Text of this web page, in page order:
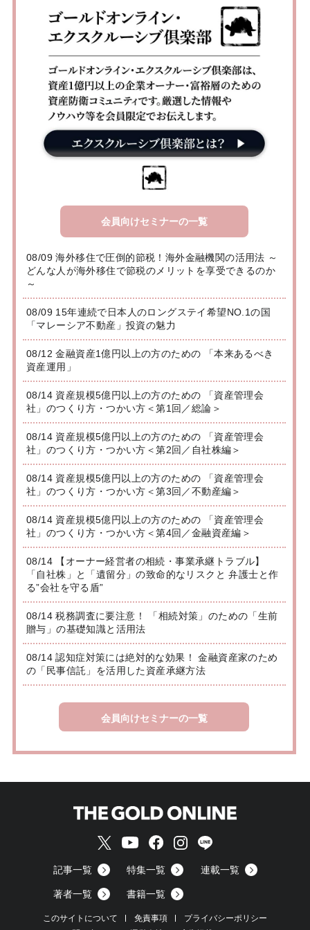
会員向けセミナーの一覧
08/09 海外移住で圧倒的節税！海外金融機関の活用法 ～
どんな人が海外移住で節税のメリットを享受できるのか
～
08/09 15年連続で日本人のロングステイ希望NO.1の国
「マレーシア不動産」投資の魅力
08/12 金融資産1億円以上の方のための 「本来あるべき
資産運用」
08/14 資産規模5億円以上の方のための 「資産管理会
社」のつくり方・つかい方＜第1回／総論＞
08/14 資産規模5億円以上の方のための 「資産管理会
社」のつくり方・つかい方＜第2回／自社株編＞
08/14 資産規模5億円以上の方のための 「資産管理会
社」のつくり方・つかい方＜第3回／不動産編＞
08/14 資産規模5億円以上の方のための 「資産管理会
社」のつくり方・つかい方＜第4回／金融資産編＞
08/14 【オーナー経営者の相続・事業承継トラブル】
「自社株」と「遺留分」の致命的なリスクと 弁護士と作
る”会社を守る盾”
08/14 税務調査に要注意！ 「相続対策」のための「生前
贈与」の基礎知識と活用法
08/14 認知症対策には絶対的な効果！ 金融資産家のため
の「民事信託」を活用した資産承継方法
会員向けセミナーの一覧
記事一覧 特集一覧 連載一覧
著者一覧 書籍一覧
このサイトについて 免責事項
プライバシーポリシー